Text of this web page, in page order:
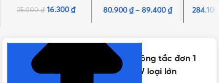
WEVH5521K,
WEVH5521-7K
25.000₫ 16.300₫
WMT501MYZ-VN,
WMT501MYH-VN
80.900₫–89.400₫
Thông số kỹ thuật của [Refina] Công tắc đơn 1
chiều WEV5511SW, WEV5511-7SW loại lớn
NHẤN ĐỂ XEM TIẾP (THU GỌN)